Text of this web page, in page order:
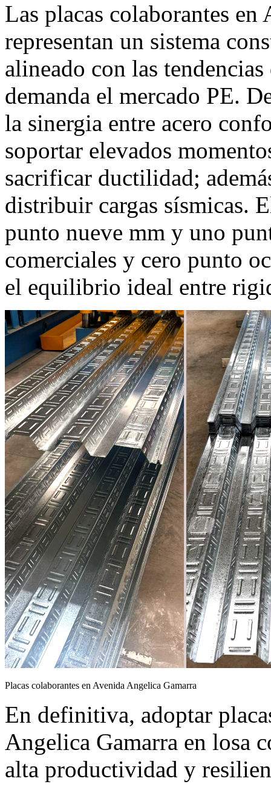
Las placas colaborantes
representan un sistema
alineado con las
demanda el mercado PE.
la sinergia entre acero
soportar elevados
sacrificar ductilidad;
distribuir cargas sísmicas.
punto nueve mm y uno
comerciales y cero punto
el equilibrio ideal entre
Placas colaborantes en Avenida Angelica Gamarra
En definitiva, adoptar
Angelica Gamarra en losa
alta productividad y